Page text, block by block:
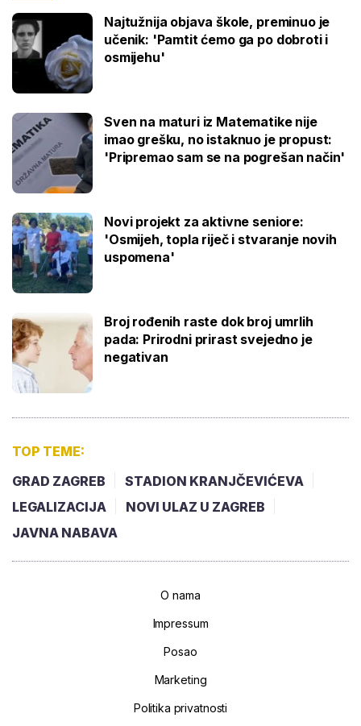
Najtužnija objava škole, preminuo je
učenik: 'Pamtit ćemo ga po dobroti i
osmijehu'
Sven na maturi iz Matematike nije
imao grešku, no istaknuo je propust:
'Pripremao sam se na pogrešan način'
Novi projekt za aktivne seniore:
'Osmijeh, topla riječ i stvaranje novih
uspomena'
Broj rođenih raste dok broj umrlih
pada: Prirodni prirast svejedno je
negativan
TOP TEME:
GRAD ZAGREB
STADION KRANJČEVIĆEVA
LEGALIZACIJA
NOVI ULAZ U ZAGREB
JAVNA NABAVA
O nama
Impressum
Posao
Marketing
Politika privatnosti